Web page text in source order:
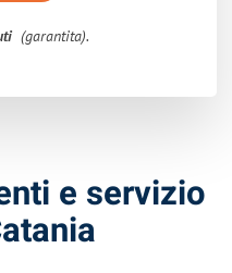
(garantita).
e servizio